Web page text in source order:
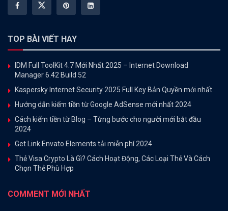
TOP BÀI VIẾT HAY
IDM Full ToolKit 4.7 Mới Nhất 2025 – Internet Download
Manager 6.42 Build 52
Kaspersky Internet Security 2025 Full Key Bản Quyền mới nhất
Hướng dẫn kiếm tiền từ Google AdSense mới nhất 2024
Cách kiếm tiền từ Blog – Từng bước cho người mới bắt đầu
2024
Get Link Envato Elements tải miễn phí 2024
Thẻ Visa Crypto Là Gì? Cách Hoạt Động, Các Loại Thẻ Và Cách
Chọn Thẻ Phù Hợp
COMMENT MỚI NHẤT